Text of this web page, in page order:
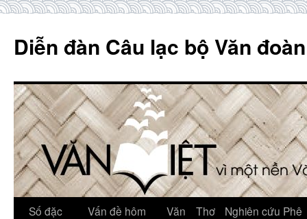
content
Diễn đàn Câu lạc bộ Văn
Số đặc
Vấn đề hôm
Văn Thơ
Nghiên cứu Phê